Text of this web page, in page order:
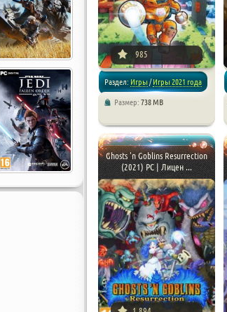
985
Раздел: Игры/Игры 2021 года
Размер: 738 MB
Ghosts 'n Goblins Resurrection
(2021) PC | Лицен ...